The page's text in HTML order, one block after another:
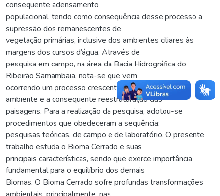
consequente adensamento
populacional, tendo como consequência desse processo a
supressão dos remanescentes de
vegetação primárias, inclusive dos ambientes ciliares às
margens dos cursos d’água. Através de
pesquisa em campo, na área da Bacia Hidrográfica do
Ribeirão Samambaia, nota-se que vem
ocorrendo um processo crescente de degradação do
ambiente e a consequente reestruturação das
paisagens. Para a realização da pesquisa, adotou-se
procedimentos que obedeceram a sequência:
pesquisas teóricas, de campo e de laboratório. O presente
trabalho estuda o Bioma Cerrado e suas
principais características, sendo que exerce importância
fundamental para o equilíbrio dos demais
Biomas. O Bioma Cerrado sofre profundas transformações